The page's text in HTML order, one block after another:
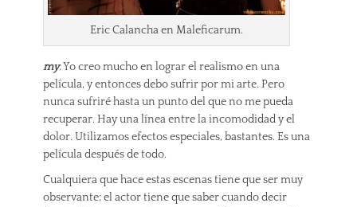
Eric Calancha en Maleficarum.
my: Yo creo mucho en lograr el realismo en una
película, y entonces debo sufrir por mi arte. Pero
nunca sufriré hasta un punto del que no me pueda
recuperar. Hay una línea entre la incomodidad y el
dolor. Utilizamos efectos especiales, bastantes. Es una
película después de todo.
Cualquiera que hace estas escenas tiene que ser muy
observante; el actor tiene que saber cuando decir